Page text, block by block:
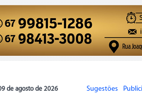
de agosto de 2026 Sugestões